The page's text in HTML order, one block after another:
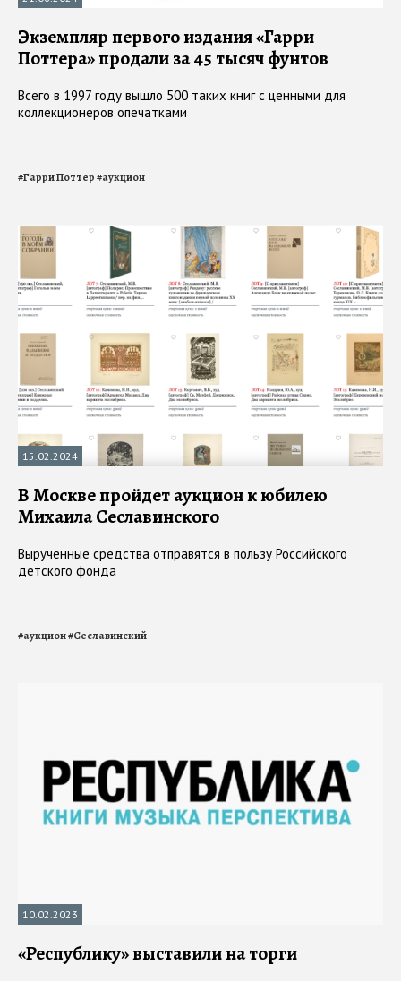
Экземпляр первого издания «Гарри
Поттера» продали за 45 тысяч фунтов
Всего в 1997 году вышло 500 таких книг с ценными для
коллекционеров опечатками
#Гарри Поттер#аукцион
15.02.2024
В Москве пройдет аукцион к юбилею
Михаила Сеславинского
Вырученные средства отправятся в пользу Российского
детского фонда
#аукцион#Сеславинский
10.02.2023
«Республику» выставили на торги